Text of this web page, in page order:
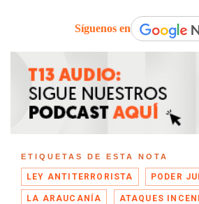
Síguenos en
ETIQUETAS DE ESTA NOTA
LEY ANTITERRORISTA PODER
LA ARAUCANÍA ATAQUES